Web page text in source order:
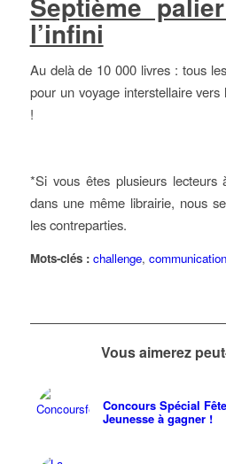
l’infini
Au delà de 10 000 livres : tous
pour un voyage interstellaire vers
!
*Si vous êtes plusieurs lecteurs
dans une même librairie, nous
les contreparties.
Mots-clés : challenge,
Vous aimerez
Concours Spécial
Jeunesse à gagner !